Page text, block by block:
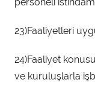
personeli
23)Faaliyetleri
24)Faaliyet
ve kuruluşlarla